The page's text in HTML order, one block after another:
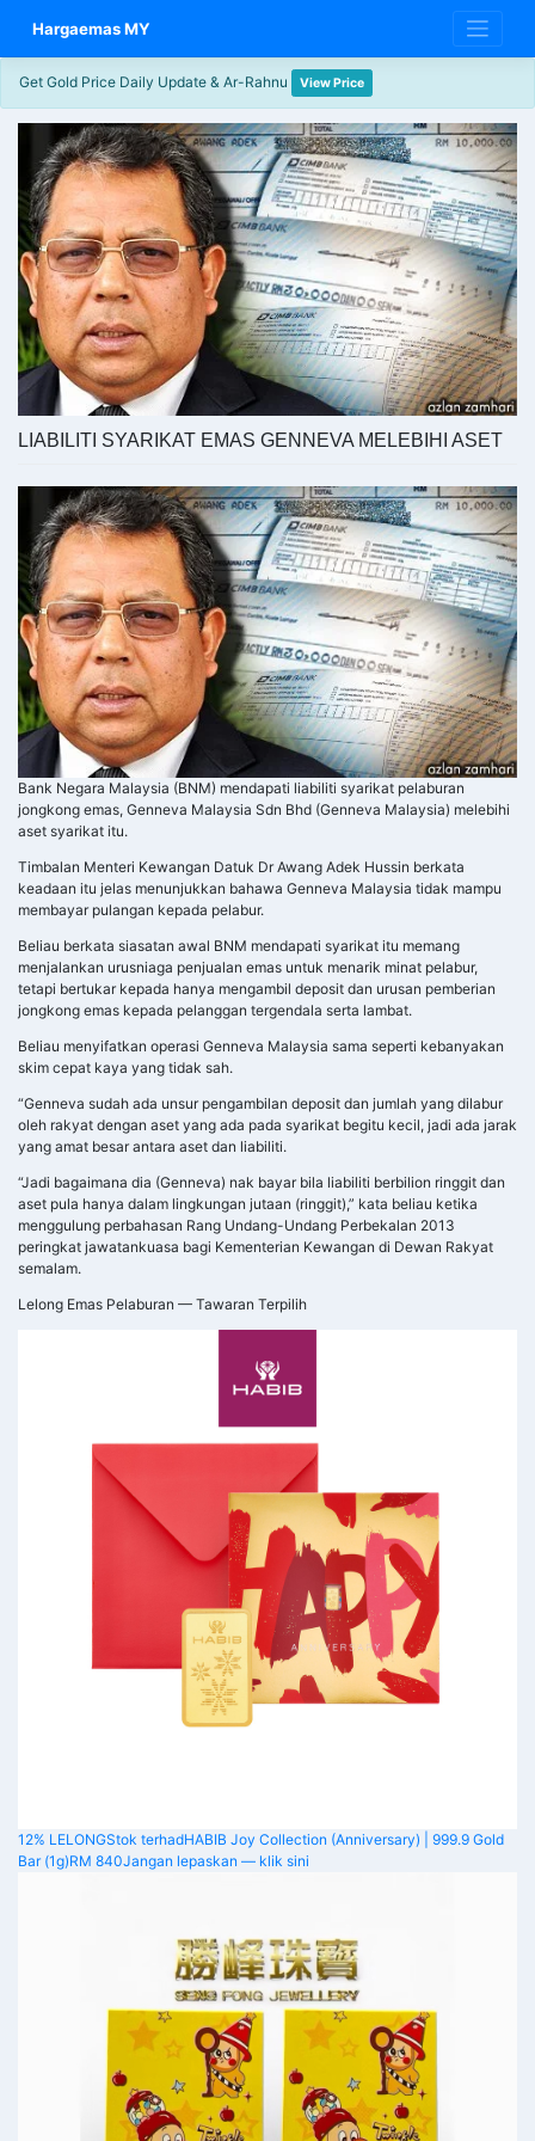
content
Hargaemas MY
Get Gold Price Daily Update & Ar-Rahnu View Price
LIABILITI SYARIKAT EMAS GENNEVA MELEBIHI ASET
Bank Negara Malaysia (BNM) mendapati liabiliti syarikat pelaburan
jongkong emas, Genneva Malaysia Sdn Bhd (Genneva Malaysia) melebihi
aset syarikat itu.
Timbalan Menteri Kewangan Datuk Dr Awang Adek Hussin berkata
keadaan itu jelas menunjukkan bahawa Genneva Malaysia tidak mampu
membayar pulangan kepada pelabur.
Beliau berkata siasatan awal BNM mendapati syarikat itu memang
menjalankan urusniaga penjualan emas untuk menarik minat pelabur,
tetapi bertukar kepada hanya mengambil deposit dan urusan pemberian
jongkong emas kepada pelanggan tergendala serta lambat.
Beliau menyifatkan operasi Genneva Malaysia sama seperti kebanyakan
skim cepat kaya yang tidak sah.
“Genneva sudah ada unsur pengambilan deposit dan jumlah yang dilabur
oleh rakyat dengan aset yang ada pada syarikat begitu kecil, jadi ada jarak
yang amat besar antara aset dan liabiliti.
“Jadi bagaimana dia (Genneva) nak bayar bila liabiliti berbilion ringgit dan
aset pula hanya dalam lingkungan jutaan (ringgit),” kata beliau ketika
menggulung perbahasan Rang Undang-Undang Perbekalan 2013
peringkat jawatankuasa bagi Kementerian Kewangan di Dewan Rakyat
semalam.
Lelong Emas Pelaburan — Tawaran Terpilih
12% LELONGStok terhadHABIB Joy Collection (Anniversary) | 999.9 Gold
Bar (1g)RM 840Jangan lepaskan — klik sini